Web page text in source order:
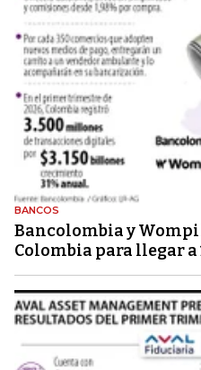
BANCOS
Bancolombia y
Colombia para llegar a